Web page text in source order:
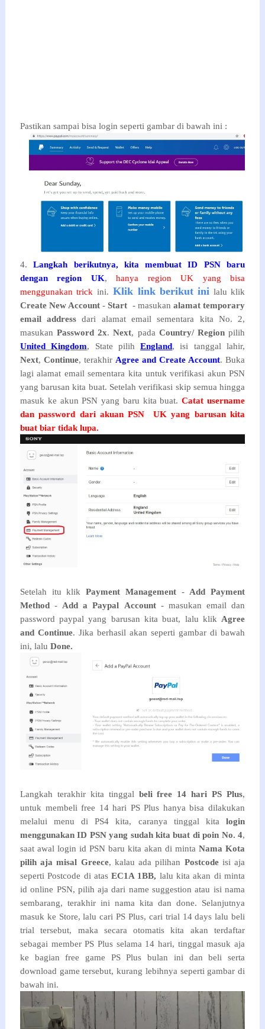
Pastikan sampai bisa login seperti gambar di bawah ini :
4.Langkah berikutnya, kita membuat ID PSN baru
dengan region UK,hanya region UK yang bisa
menggunakan trick ini. Klik link berikut ini
Create New Account - Start
  - masukan
alamat temporary
email address dari alamat email sementara kita No. 2,
masukan Password 2x. Next, pada Country/ Region
United Kingdom, State pilih England
Next, Continue, terakhir Agree and Create Account. Buka
lagi alamat email sementara kita untuk verifikasi akun PSN
yang barusan kita buat. Setelah verifikasi skip semua hingga
masuk ke akun PSN yang baru kita buat. Catat username
dan password dari akuan PSN  UK yang barusan kita
buat biar tidak lupa.
Setelah itu klikPayment Management- Add Payment
Method- Add a Paypal Account- masukan email dan
password paypal yang barusan kita buat, lalu klik Agree
and Continue. Jika berhasil akan seperti gambar di bawah
ini, lalu Done.
Langkah terakhir kita tinggal beli free 14 hari PS Plus,
untuk membeli free 14 hari PS Plus hanya bisa dilakukan
melalui menu di PS4 kita, caranya tinggal kitalogin
menggunakan ID PSN yang sudah kita buat di poin No. 4,
saat awal login id PSN baru kita akan di mintaNama Kota
pilih aja misal Greece, kalau ada pilihan Postcodeisi aja
seperti Postcode di atasEC1A 1BB, lalu kita akan di minta
id online PSN, pilih aja dari name suggestion atau isi nama
sembarang, terakhir ini nama kita dan done. Selanjutnya
masuk ke Store, lalu cari PS Plus, cari trial 14 days lalu beli
trial tersebut, maka secara otomatis kita akan terdaftar
sebagai member PS Plus selama 14 hari, tinggal masuk aja
ke bagian free game PS Plus bulan ini dan beli serta
download game tersebut, kurang lebihnya seperti gambar di
bawah ini.